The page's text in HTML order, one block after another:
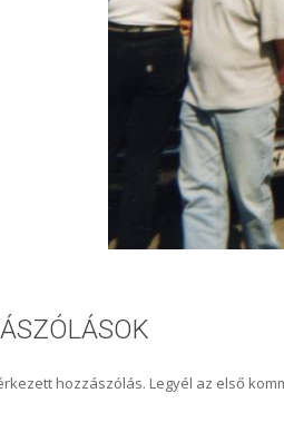
hozzászólás. Legyél az első